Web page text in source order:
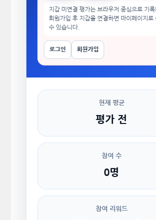
지갑 미연결 평가는 브라우저 중심으로 기록
회원가입 후 지갑을 연결하면 마이페이지로
수 있습니다.
로그인 회원가입
현재 평균
평가 전
참여 수
0명
참여 리워드